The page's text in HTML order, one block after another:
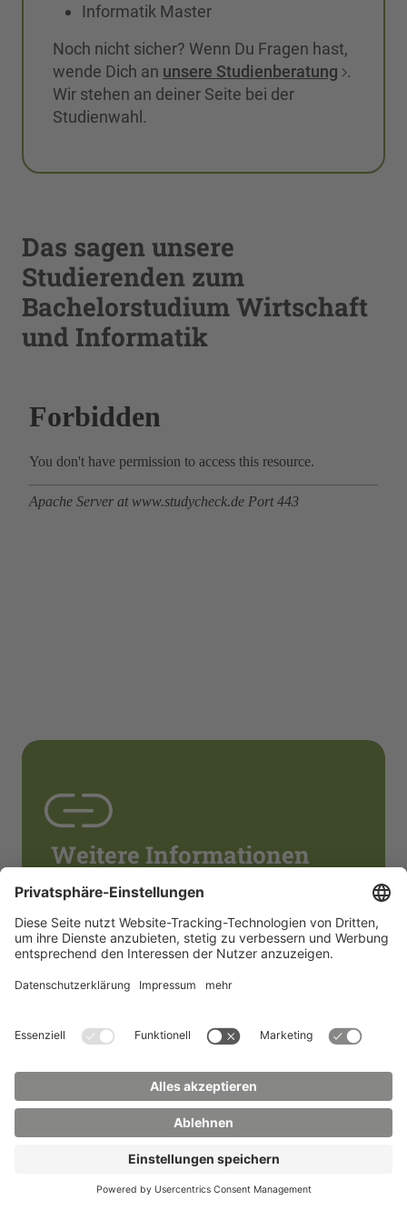
Informatik Master
Noch nicht sicher? Wenn Du Fragen hast,
wende Dich an unsere Studienberatung .
Wir stehen an deiner Seite bei der
Studienwahl.
Das sagen unsere
Studierenden zum
Bachelorstudium Wirtschaft
und Informatik
Weitere Informationen
Modulhandbuch
(Studiengangsinhalte und -ablauf)
Studiengangsflyer
Flyer zum KIA Studium
Infos zur Bewerbung
und Informatik
Bewirb dich jetzt!